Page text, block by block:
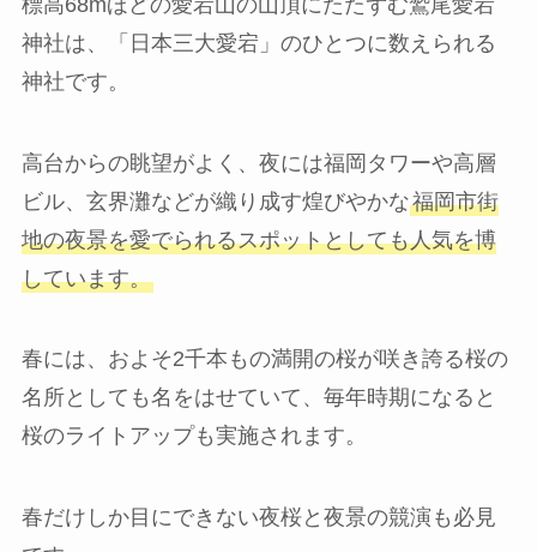
神社は、「日本三大愛宕」のひとつに数えられる
神社です。
高台からの眺望がよく、夜には福岡タワーや高層
ビル、玄界灘などが織り成す煌びやかな福岡市街
地の夜景を愛でられるスポットとしても人気を博
しています。
春には、およそ2千本もの満開の桜が咲き誇る桜の
名所としても名をはせていて、毎年時期になると
桜のライトアップも実施されます。
春だけしか目にできない夜桜と夜景の競演も必見